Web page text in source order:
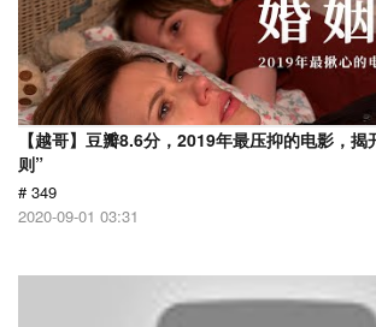
【越哥】豆瓣8.6分，2019年最压抑的电影，
则”
# 349
2020-09-01 03:31